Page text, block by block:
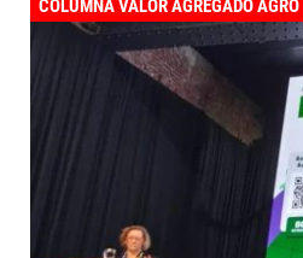
COLUMNA VALOR AGREGADO AGRO